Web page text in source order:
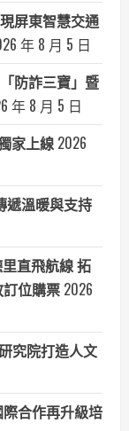
現屏東智慧交通
年 8 月 5 日
防詐三寶」暨
年 8 月 5 日
家上線 2026
遞溫暖與支持
直飛航線 拓
位購票 2026
究院打造人文
合作再升級培